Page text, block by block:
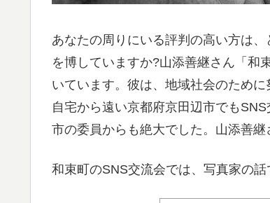
あなたの周りにいる評判の高い方は
を博していますか?山添善継さん「和
いています。彼は、地域社会のため
自宅から遠い京都府京田辺市でも
市の委員からも絶大でした。山添善
和束町のSNS交流会では、写真家の